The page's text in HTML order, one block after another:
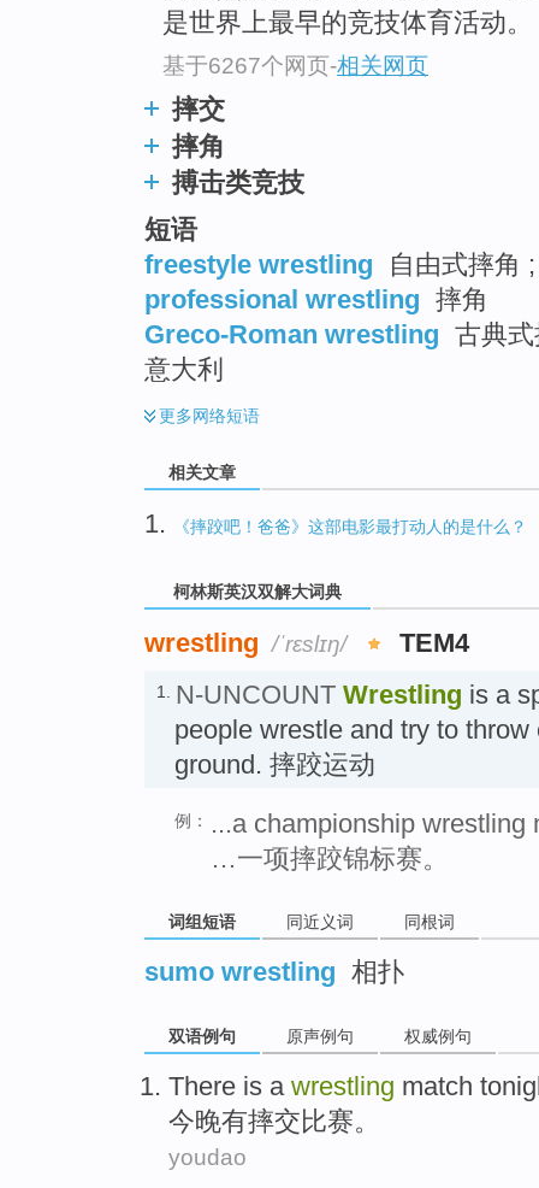
是世界上最早的竞技体育活动。
基于6267个网页-相关网页
摔交
摔角
搏击类竞技
短语
freestyle wrestling
自由式摔角
professional wrestling 摔角
Greco-Roman wrestling 古典
意大利
更多网络短语
相关文章
1. 《摔跤吧！爸爸》这部电影最打动人的是什么？
柯林斯英汉双解大词典
wrestling /ˈrɛslɪŋ/ TEM4
1. N-UNCOUNT Wrestling is a
people wrestle and try to
ground. 摔跤运动
例：
...a championship wrestling
…一项摔跤锦标赛。
词组短语 同近义词 同根词
sumo wrestling 相扑
双语例句 原声例句 权威例句
There is a wrestling match
今晚有摔交比赛。
youdao